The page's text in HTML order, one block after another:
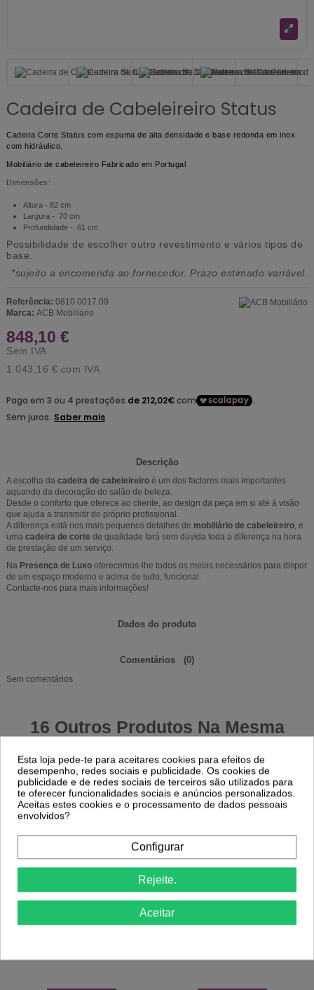
Cadeira de Cabeleireiro Status
Cadeira Corte Status com espuma de alta densidade e base redonda em inox
com hidráulico.
Mobiliário de cabeleireiro Fabricado em Portugal
Dimensões:
Altura - 82 cm
Largura - 70 cm
Profundidade - 61 cm
Possibilidade de escolher outro revestimento e vários tipos de
base.
*sujeito a encomenda ao fornecedor. Prazo estimado variável.
Referência: 0810.0017.09
Marca: ACB Mobiliário
848,10 €
Sem IVA
1 043,16 € com IVA
Descrição
A escolha da cadeira de cabeleireiro é um dos factores mais importantes
aquando da decoração do salão de beleza.
Desde o conforto que oferece ao cliente, ao design da peça em si até à visão
que ajuda a transmitir do próprio profissional.
A diferença está nos mais pequenos detalhes de mobiliário de cabeleireiro , e
uma cadeira de corte de qualidade fará sem dúvida toda a diferença na hora
de prestação de um serviço.
Na Presença de Luxo oferecemos-lhe todos os meios necessários para dispor
de um espaço moderno e acima de tudo, funcional.
Contacte-nos para mais informações!
Dados do produto
Comentários (0)
Sem comentários
16 Outros Produtos Na Mesma
Cadeira de Cabeleireiro Hidráulica C1
Cadeira de Cabeleireiro Stark
Esta loja pede-te para aceitares cookies para efeitos de
desempenho, redes sociais e publicidade. Os cookies de
publicidade e de redes sociais de terceiros são utilizados para
te oferecer funcionalidades sociais e anúncios personalizados.
Aceitas estes cookies e o processamento de dados pessoais
envolvidos?
Configurar
Rejeite.
Aceitar